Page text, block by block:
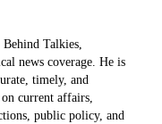
Talkies,
news coverage. He is
timely, and
current affairs,
public policy, and